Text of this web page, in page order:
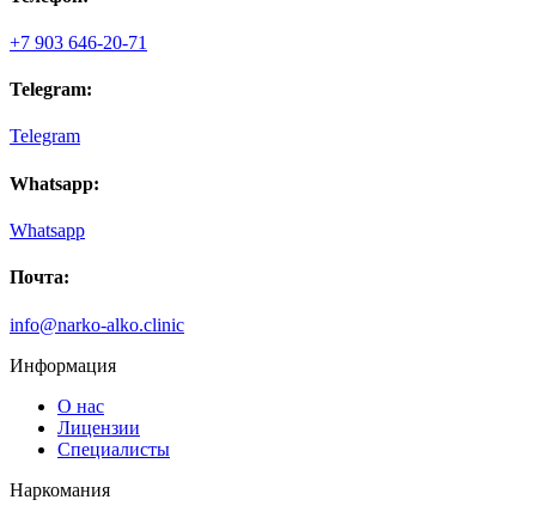
рассказал мне о способах кодирования, учел мои
пожелания. Профессионально и стерильно провел
процедуру. Полгода не пью и удивляюсь, неужели это
+7 903 646-20-71
Telegram:
Telegram
Whatsapp:
Whatsapp
Почта:
info@narko-alko.clinic
Информация
О нас
Лицензии
Специалисты
Наркомания